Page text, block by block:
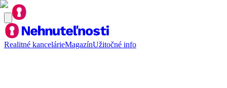
Realitné kancelárieMagazínUžitočné info